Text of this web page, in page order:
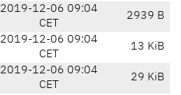
2019-12-06 09:04
CET
2939 B
2019-12-06 09:04
CET
13 KiB
2019-12-06 09:04
CET
29 KiB